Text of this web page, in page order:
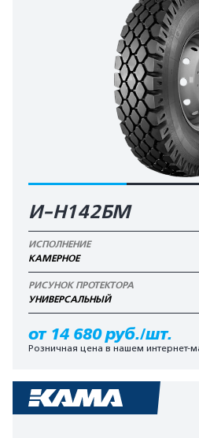
И-Н142БМ
ИСПОЛНЕНИЕ
КАМЕРНОЕ
РИСУНОК ПРОТЕКТОРА
УНИВЕРСАЛЬНЫЙ
от 14 680 руб./шт.
Розничная цена в нашем интернет-